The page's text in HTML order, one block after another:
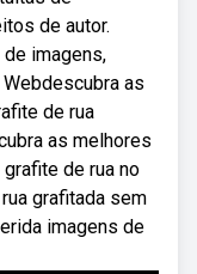
de autor.
imagens,
as
de rua
as melhores
de rua no
grafitada sem
imagens de